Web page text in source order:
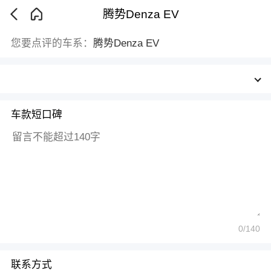
腾势Denza EV
您要点评的车系： 腾势Denza EV
车款短口碑
0/140
联系方式